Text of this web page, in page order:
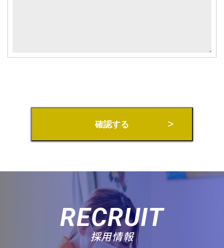
確認する
RECRUIT
採用情報